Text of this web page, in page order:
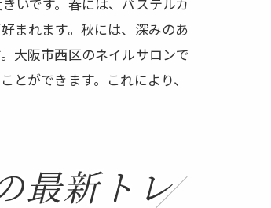
まれます。秋には、深みのあ
大阪市西区のネイルサロンで
ができます。これにより、
最新トレ